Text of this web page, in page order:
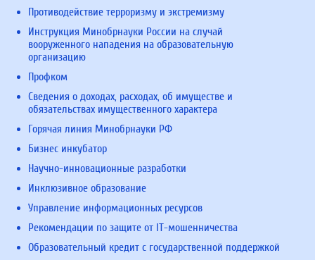
Противодействие терроризму и экстремизму
Инструкция Минобрнауки России на случай
вооруженного нападения на образовательную
организацию
Профком
Сведения о доходах, расходах, об имуществе и
обязательствах имущественного характера
Горячая линия Минобрнауки РФ
Бизнес инкубатор
Научно-инновационные разработки
Инклюзивное образование
Управление информационных ресурсов
Рекомендации по защите от IT-мошенничества
Образовательный кредит с государственной поддержкой